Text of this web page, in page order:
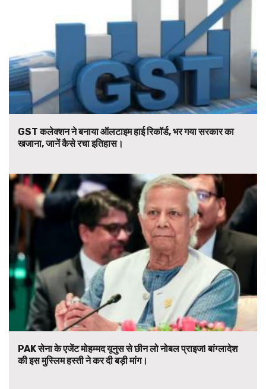
GST कलेक्शन ने बनाया ऑलटाइम हाई रिकॉर्ड, भर गया सरकार का
खजाना, जानें कैसे रचा इतिहास।
PAK सेना के एजेंट मोहम्मद यूनुस से छीन लो नोबल प्राइज! बांग्लादेश
की इस मुस्लिम हस्ती ने कर दी बड़ी मांग।